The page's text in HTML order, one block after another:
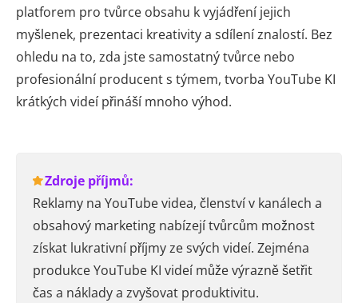
platforem pro tvůrce obsahu k vyjádření jejich
myšlenek, prezentaci kreativity a sdílení znalostí. Bez
ohledu na to, zda jste samostatný tvůrce nebo
profesionální producent s týmem, tvorba YouTube KI
krátkých videí přináší mnoho výhod.
Zdroje příjmů:
Reklamy na YouTube videa, členství v kanálech a
obsahový marketing nabízejí tvůrcům možnost
získat lukrativní příjmy ze svých videí. Zejména
produkce YouTube KI videí může výrazně šetřit
čas a náklady a zvyšovat produktivitu.